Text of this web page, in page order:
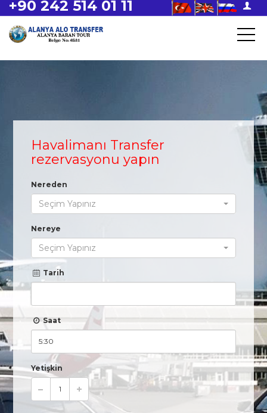
+90 242 514 01 11
Havalimanı Transfer
rezervasyonu yapın
Nereden
Seçim Yapınız
Nereye
Seçim Yapınız
Tarih
Saat
Yetişkin